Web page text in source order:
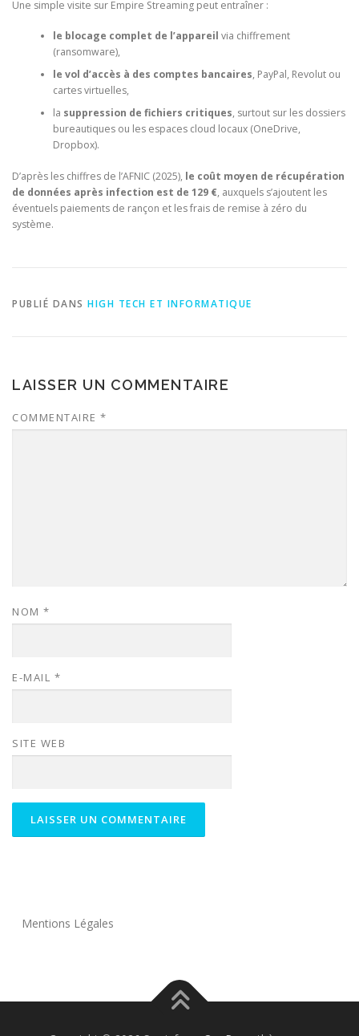
Une simple visite sur Empire Streaming peut entraîner :
le blocage complet de l’appareil via chiffrement
(ransomware),
le vol d’accès à des comptes bancaires, PayPal, Revolut ou
cartes virtuelles,
la suppression de fichiers critiques, surtout sur les dossiers
bureautiques ou les espaces cloud locaux (OneDrive,
Dropbox).
D’après les chiffres de l’AFNIC (2025), le coût moyen de récupération
de données après infection est de 129 €, auxquels s’ajoutent les
éventuels paiements de rançon et les frais de remise à zéro du
système.
PUBLIÉ DANS HIGH TECH ET INFORMATIQUE
LAISSER UN COMMENTAIRE
COMMENTAIRE *
NOM *
E-MAIL *
SITE WEB
Mentions Légales